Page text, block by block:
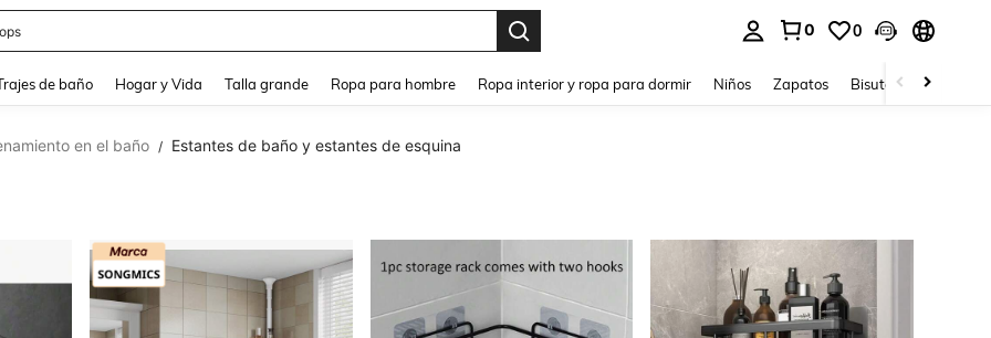
0 0
de baño Hogar y Vida Talla grande Ropa para hombre Ropa interior y ropa para dormir Niños Zapatos Bisutería Y
en el baño / Estantes de baño y estantes de esquina